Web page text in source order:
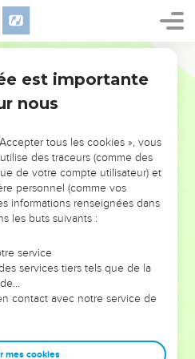
L’ÉVÉNEMENT
!
VOUS ÉVITER LES
?
voit moins les doutes, les erreurs
traversés, alors même que ce
les ont façonnés.
entrepreneurs, et responsables
sagesse afin que leurs erreurs
est importante
nous
tous les cookies », vous
des traceurs (comme des
de votre compte utilisateur) et
personnel (comme vos
informations renseignées dans
les buts suivants :
service
services tiers tels que de la
contact avec notre service de
mes cookies